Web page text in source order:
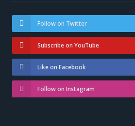
Follow on Twitter
Subscribe on YouTube
Like on Facebook
Follow on Instagram